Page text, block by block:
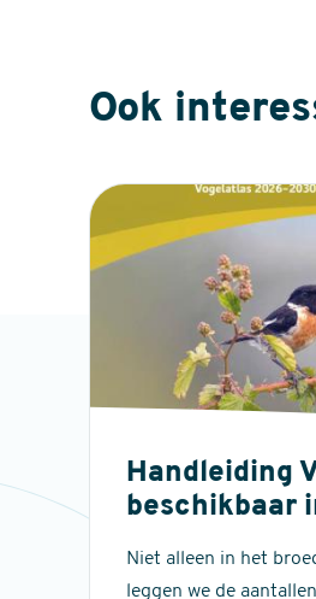
Ook
Handleiding
beschikbaar
Niet alleen in het
leggen we de